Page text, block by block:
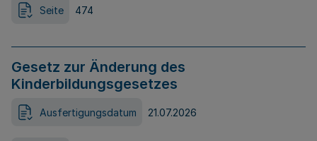
Seite 474
Gesetz zur Änderung des
Kinderbildungsgesetzes
Ausfertigungsdatum 21.07.2026